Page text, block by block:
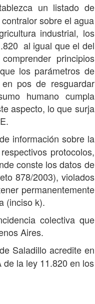
un listado de
sobre el agua
industrial, los
al igual que el del
principios
los parámetros de
pos de resguardar
humano cumpla
aspecto, lo que surja
información sobre la
protocolos,
conste los datos de
878/2003), violados
permanentemente
(inciso k).
colectiva que
Aires.
Saladillo acredite en
la ley 11.820 en los